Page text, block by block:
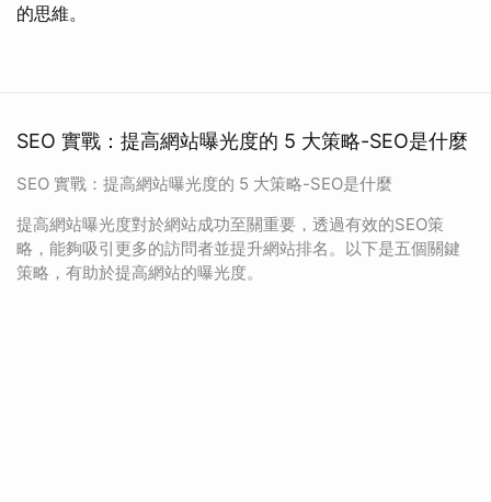
的思維。
SEO 實戰：提高網站曝光度的 5 大策略-SEO是什麼
SEO 實戰：提高網站曝光度的 5 大策略-SEO是什麼
提高網站曝光度對於網站成功至關重要，透過有效的SEO策
略，能夠吸引更多的訪問者並提升網站排名。以下是五個關鍵
策略，有助於提高網站的曝光度。